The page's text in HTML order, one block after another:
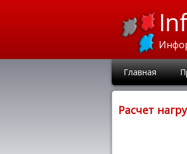
Главная
Расчет